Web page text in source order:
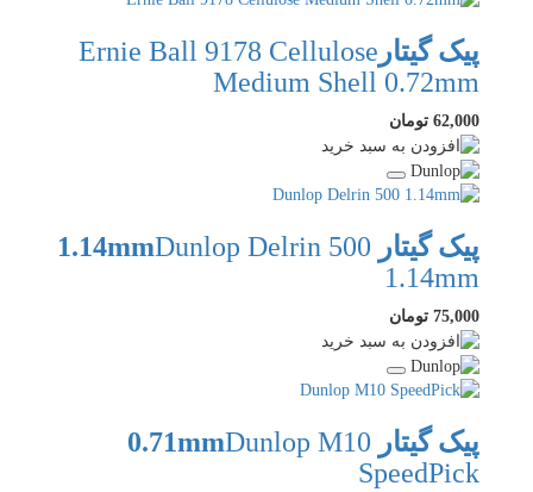
پیک گیتار Ernie Ball 9178 Cellulose
Medium Shell 0.72mm
62,000 تومان
پیک گیتار 1.14mm Dunlop Delrin 500
1.14mm
75,000 تومان
پیک گیتار 0.71mm Dunlop M10
SpeedPick